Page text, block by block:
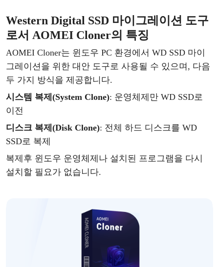
Western Digital SSD 마이그레이션 도구
로서 AOMEI Cloner의 특징
AOMEI Cloner는 윈도우 PC 환경에서 WD SSD 마이
그레이션을 위한 대안 도구로 사용될 수 있으며, 다음
두 가지 방식을 제공합니다.
시스템 복제 (System Clone): 운영체제만 WD SSD로
이전
디스크 복제 (Disk Clone): 전체 하드 디스크를 WD
SSD로 복제
복제 후 윈도우 운영체제나 설치된 프로그램을 다시
설치할 필요가 없습니다.